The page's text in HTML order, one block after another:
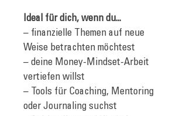
Ideal für dich, wenn du...
– finanzielle Themen auf neue
Weise betrachten möchtest
– deine Money-Mindset-Arbeit
vertiefen willst
– Tools für Coaching, Mentoring
oder Journaling suchst